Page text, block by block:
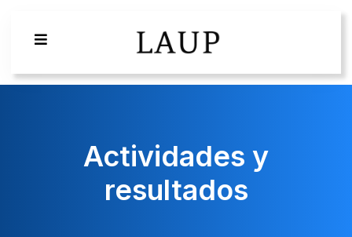
Actividades y
resultados